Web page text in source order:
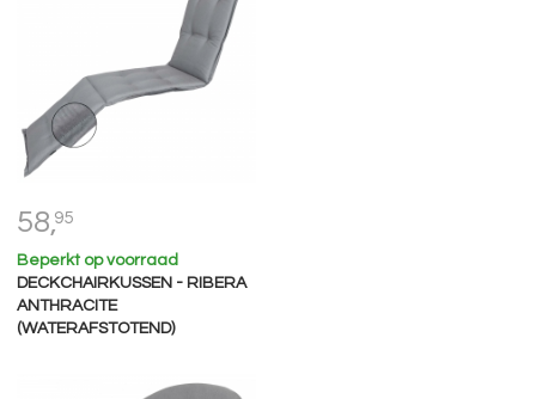
58,95
Beperkt op voorraad
DECKCHAIRKUSSEN - RIBERA
ANTHRACITE
(WATERAFSTOTEND)